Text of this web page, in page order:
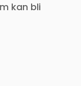
kan bli